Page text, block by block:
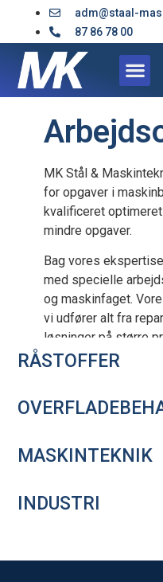
adm@staal-
87 86 78 00
MK Stål &
for opgaver i
kvalificeret
mindre opgaver.
Bag vores
med specielle
og maskinfaget.
vi udfører alt fra
løsninger på større
RÅSTOFFER
MASKINTEKNIK
INDUSTRI